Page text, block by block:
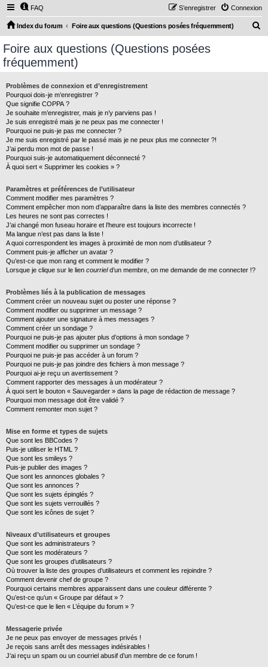
FAQ Connexion
S’enregistrer
Index du forum Foire aux questions (Questions posées fréquemment)
Foire aux questions (Questions posées
fréquemment)
Problèmes de connexion et d’enregistrement
Pourquoi dois-je m’enregistrer ?
Que signifie COPPA ?
Je souhaite m’enregistrer, mais je n’y parviens pas !
Je suis enregistré mais je ne peux pas me connecter !
Pourquoi ne puis-je pas me connecter ?
Je me suis enregistré par le passé mais je ne peux plus me connecter ?!
J’ai perdu mon mot de passe !
Pourquoi suis-je automatiquement déconnecté ?
À quoi sert « Supprimer les cookies » ?
Paramètres et préférences de l’utilisateur
Comment modifier mes paramètres ?
Comment empêcher mon nom d’apparaître dans la liste des membres connectés ?
Les heures ne sont pas correctes !
J’ai changé mon fuseau horaire et l’heure est toujours incorrecte !
Ma langue n’est pas dans la liste !
A quoi correspondent les images à proximité de mon nom d’utilisateur ?
Comment puis-je afficher un avatar ?
Qu’est-ce que mon rang et comment le modifier ?
Lorsque je clique sur le lien courrield’un membre, on me demande de me connecter !?
Problèmes liés à la publication de messages
Comment créer un nouveau sujet ou poster une réponse ?
Comment modifier ou supprimer un message ?
Comment ajouter une signature à mes messages ?
Comment créer un sondage ?
Pourquoi ne puis-je pas ajouter plus d’options à mon sondage ?
Comment modifier ou supprimer un sondage ?
Pourquoi ne puis-je pas accéder à un forum ?
Pourquoi ne puis-je pas joindre des fichiers à mon message ?
Pourquoi ai-je reçu un avertissement ?
Comment rapporter des messages à un modérateur ?
À quoi sert le bouton « Sauvegarder » dans la page de rédaction de message ?
Pourquoi mon message doit être validé ?
Comment remonter mon sujet ?
Mise en forme et types de sujets
Que sont les BBCodes ?
Puis-je utiliser le HTML ?
Que sont les smileys ?
Puis-je publier des images ?
Que sont les annonces globales ?
Que sont les annonces ?
Que sont les sujets épinglés ?
Que sont les sujets verrouillés ?
Que sont les icônes de sujet ?
Niveaux d’utilisateurs et groupes
Que sont les administrateurs ?
Que sont les modérateurs ?
Que sont les groupes d’utilisateurs ?
Où trouver la liste des groupes d’utilisateurs et comment les rejoindre ?
Comment devenir chef de groupe ?
Pourquoi certains membres apparaissent dans une couleur différente ?
Qu’est-ce qu’un « Groupe par défaut » ?
Qu’est-ce que le lien « L’équipe du forum » ?
Messagerie privée
Je ne peux pas envoyer de messages privés !
Je reçois sans arrêt des messages indésirables !
J’ai reçu un spam ou un courriel abusif d’un membre de ce forum !